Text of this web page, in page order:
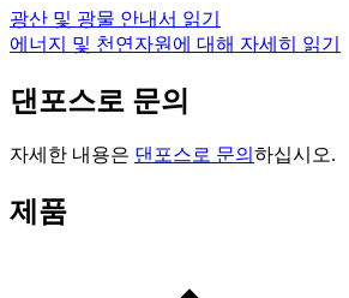
광산 및 광물 안내서 읽기
에너지 및 천연자원에 대해 자세히 읽기
댄포스로 문의
자세한 내용은 댄포스로 문의 하십시오.
제품